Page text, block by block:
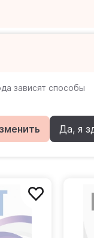
зависят способы
Да, я